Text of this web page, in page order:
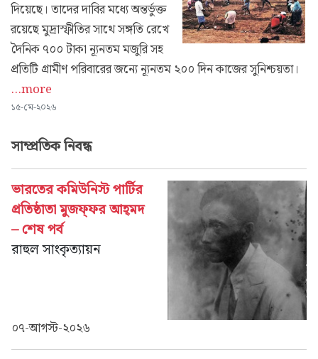
দিয়েছে। তাদের দাবির মধ্যে অন্তর্ভুক্ত
রয়েছে মুদ্রাস্ফীতির সাথে সঙ্গতি রেখে
দৈনিক ৭০০ টাকা ন্যূনতম মজুরি সহ
প্রতিটি গ্রামীণ পরিবারের জন্যে ন্যূনতম ২০০ দিন কাজের সুনিশ্চয়তা।
...more
১৫-মে-২০২৬
সাম্প্রতিক নিবন্ধ
ভারতের কমিউনিস্ট পার্টির
প্রতিষ্ঠাতা মুজফ্‌ফর আহ্‌মদ
– শেষ পর্ব
রাহুল সাংকৃত্যায়ন
০৭-আগস্ট-২০২৬